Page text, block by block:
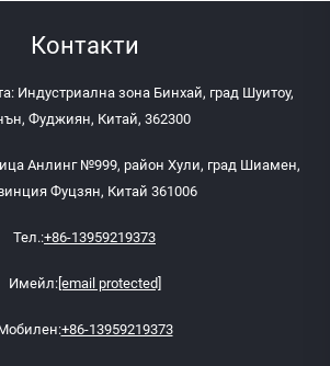
Контакти
Индустриална зона Бинхай, град Шуитоу,
Фуджиян, Китай, 362300
Анлинг №999, район Хули, град Шиамен,
Фуцзян, Китай 361006
Тел.:+86-13959219373
Имейл:[email protected]
+86-13959219373